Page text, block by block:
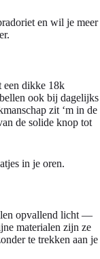
en wil je meer
een dikke 18k
ook bij dagelijks
zit ‘m in de
de solide knop tot
in je oren.
opvallend licht —
materialen zijn ze
te trekken aan je